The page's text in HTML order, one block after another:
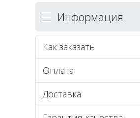
Информация
Как заказать
Оплата
Доставка